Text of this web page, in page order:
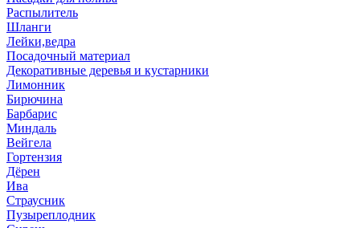
Распылитель
Шланги
Лейки,ведра
Посадочный материал
Декоративные деревья и кустарники
Лимонник
Бирючина
Барбарис
Миндаль
Вейгела
Гортензия
Дёрен
Ива
Страусник
Пузыреплодник